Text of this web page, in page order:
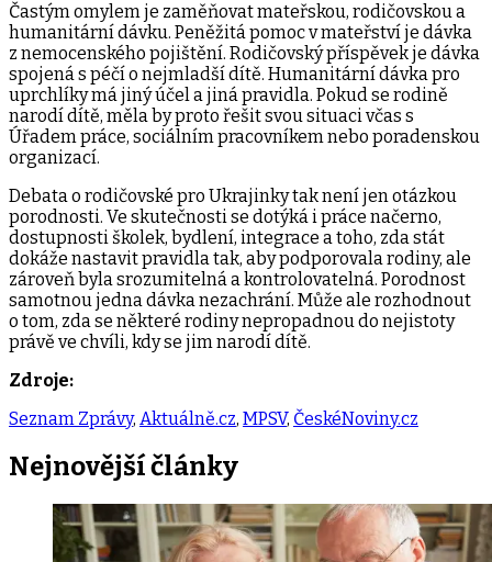
Častým omylem je zaměňovat mateřskou, rodičovskou a
humanitární dávku. Peněžitá pomoc v mateřství je dávka
z nemocenského pojištění. Rodičovský příspěvek je dávka
spojená s péčí o nejmladší dítě. Humanitární dávka pro
uprchlíky má jiný účel a jiná pravidla. Pokud se rodině
narodí dítě, měla by proto řešit svou situaci včas s
Úřadem práce, sociálním pracovníkem nebo poradenskou
organizací.
Debata o rodičovské pro Ukrajinky tak není jen otázkou
porodnosti. Ve skutečnosti se dotýká i práce načerno,
dostupnosti školek, bydlení, integrace a toho, zda stát
dokáže nastavit pravidla tak, aby podporovala rodiny, ale
zároveň byla srozumitelná a kontrolovatelná. Porodnost
samotnou jedna dávka nezachrání. Může ale rozhodnout
o tom, zda se některé rodiny nepropadnou do nejistoty
právě ve chvíli, kdy se jim narodí dítě.
Zdroje:
Seznam Zprávy, Aktuálně.cz, MPSV, ČeskéNoviny.cz
Nejnovějšíčlánky